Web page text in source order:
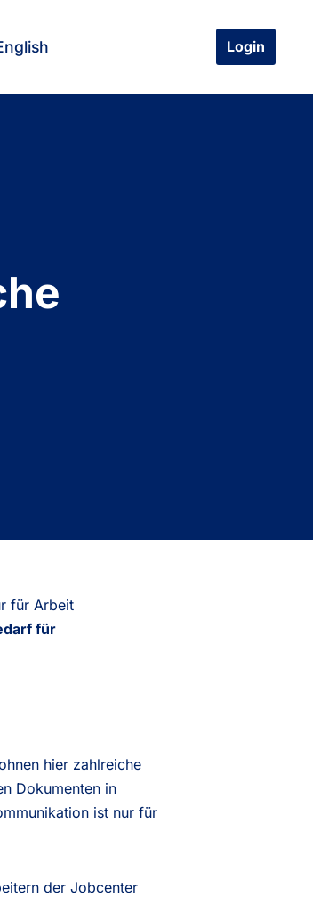
Login
für Arbeit
für
hier zahlreiche
Dokumenten in
ist nur für
der Jobcenter